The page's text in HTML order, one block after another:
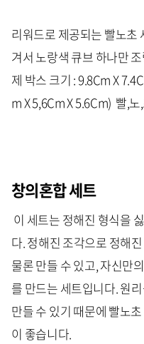
리워드로 제공되는 빨노초
겨서 노랑색 큐브 하나만
제 박스 크기 : 9.8Cm X
m X 5,6Cm X 5.6Cm) 빨,
창의혼합 세트
이 세트는 정해진 형식을
다. 정해진 조각으로 정해
물론 만들 수 있고, 자신만
를 만드는 세트입니다. 원
만들 수 있기 때문에 빨노
이 좋습니다.